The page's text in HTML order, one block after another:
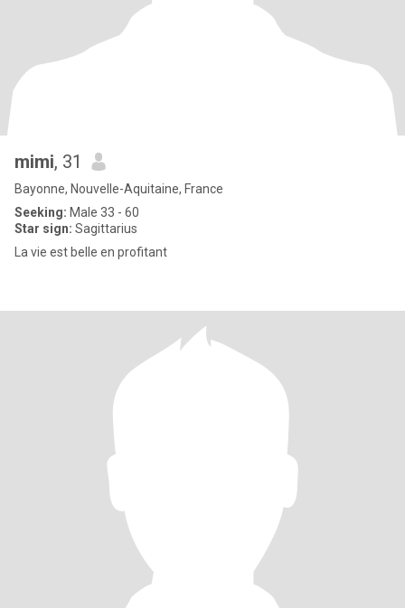
mimi, 31
Bayonne, Nouvelle-Aquitaine, France
Seeking: Male 33 - 60
Star sign: Sagittarius
La vie est belle en profitant